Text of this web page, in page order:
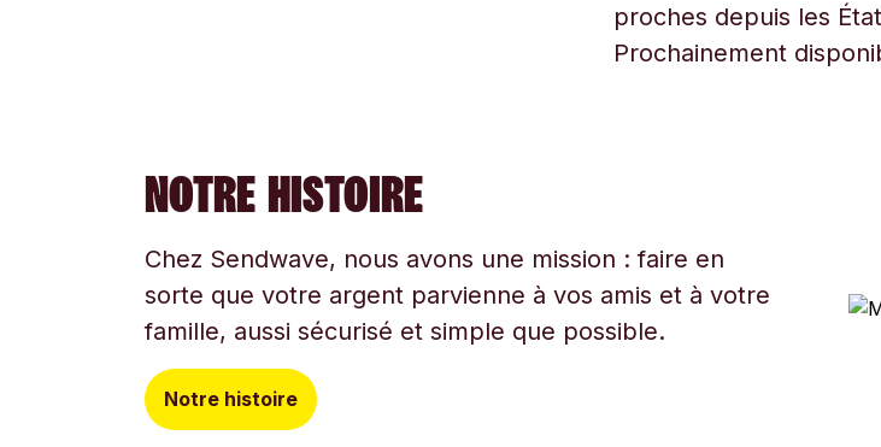
proches depuis les
Prochainement
NOTRE HISTOIRE
Chez Sendwave, nous avons une mission : faire en
sorte que votre argent parvienne à vos amis et à votre
famille, aussi sécurisé et simple que possible.
Notre histoire